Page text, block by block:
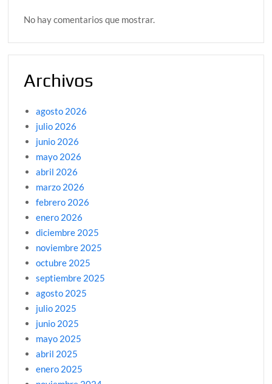
No hay comentarios que mostrar.
Archivos
agosto 2026
julio 2026
junio 2026
mayo 2026
abril 2026
marzo 2026
febrero 2026
enero 2026
diciembre 2025
noviembre 2025
octubre 2025
septiembre 2025
agosto 2025
julio 2025
junio 2025
mayo 2025
abril 2025
enero 2025